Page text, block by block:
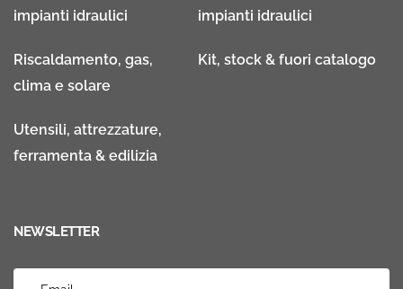
impianti idraulici
impianti idraulici
Riscaldamento, gas,
clima e solare
Kit, stock & fuori catalogo
Utensili, attrezzature,
ferramenta & edilizia
NEWSLETTER